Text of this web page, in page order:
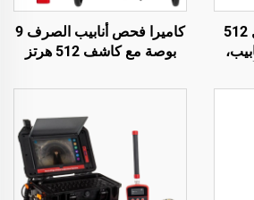
مستقبل جهاز الإرسال 512
الصرف الصحي مع بطاقة SD
كاميرا فحص أنابيب الصرف 9
بوصة مع كاشف 512 هرتز
23 مم، كاميرا أنابيب الصرف